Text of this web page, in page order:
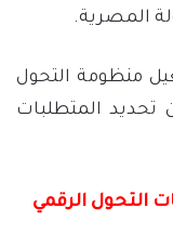
المصرية.
منظومة التحول
تحديد المتطلبات
التحول الرقمي